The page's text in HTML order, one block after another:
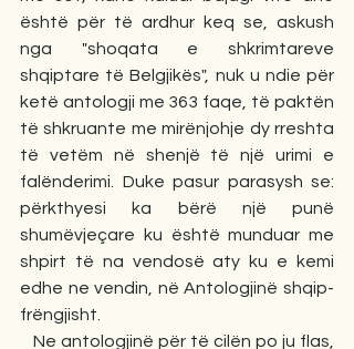
është për të ardhur keq se, askush
nga "shoqata e shkrimtareve
shqiptare të Belgjikës", nuk u ndie për
ketë antologji me 363 faqe, të paktën
të shkruante me mirënjohje dy rreshta
të vetëm në shenjë të një urimi e
falënderimi. Duke pasur parasysh se:
përkthyesi ka bërë një punë
shumëvjeçare ku është munduar me
shpirt të na vendosë aty ku e kemi
edhe ne vendin, në Antologjinë shqip-
frëngjisht.
Ne antologjinë për të cilën po ju flas,